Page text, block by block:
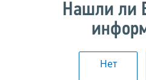
Нашли ли
Нет